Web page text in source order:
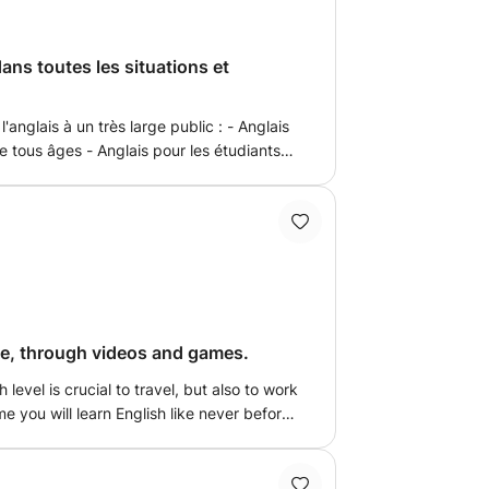
toutes les situations et
tous âges - Anglais pour les étudiants
chant, modélisation, cuisine,
(starters A1, Movers, Flyers,
through videos and games.
level is crucial to travel, but also to work
you will learn English like never before,
vous apprendrez l'anglais comme